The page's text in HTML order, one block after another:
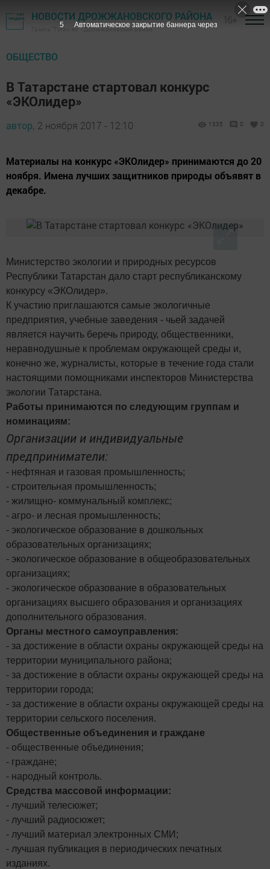
НОВОСТИ ДРОЖЖАНОВСКОГО РАЙОНА
Газета "Туган як" - Дрожжановский район
ОБЩЕСТВО
В Татарстане стартовал конкурс
«ЭКОлидер»
автор, 2 ноября 2017 - 12:10 1335 0 0
Материалы на конкурс «ЭКОлидер» принимаются до 20
ноября. Имена лучших защитников природы объявят в
декабре.
Министерство экологии и природных ресурсов
Республики Татарстан дало старт республиканскому
конкурсу «ЭКОлидер».
К участию приглашаются самые экологичные
предприятия, учебные заведения - чьей задачей
является научить беречь природу, общественники,
неравнодушные к проблемам окружающей среды и,
конечно же, журналисты, которые в течение года стали
настоящими помощниками инспекторов Министерства
экологии Татарстана.
Работы принимаются по следующим группам и
номинациям:
Организации и индивидуальные
предприниматели:
- нефтяная и газовая промышленность;
- строительная промышленность;
- жилищно- коммунальный комплекс;
- агро- и лесная промышленность;
- экологическое образование в дошкольных
образовательных организациях;
- экологическое образование в общеобразовательных
организациях;
- экологическое образование в образовательных
организациях высшего образования и организациях
дополнительного образования.
Органы местного самоуправления:
- за достижение в области охраны окружающей среды на
территории муниципального района;
- за достижение в области охраны окружающей среды на
территории города;
- за достижение в области охраны окружающей среды на
территории сельского поселения.
Общественные объединения и граждане
- общественные объединения;
- граждане;
- народный контроль.
Средства массовой информации:
- лучший телесюжет;
- лучший радиосюжет;
- лучший материал электронных СМИ;
- лучшая публикация в периодических печатных
изданиях.
4 Автоматическое закрытие баннера через